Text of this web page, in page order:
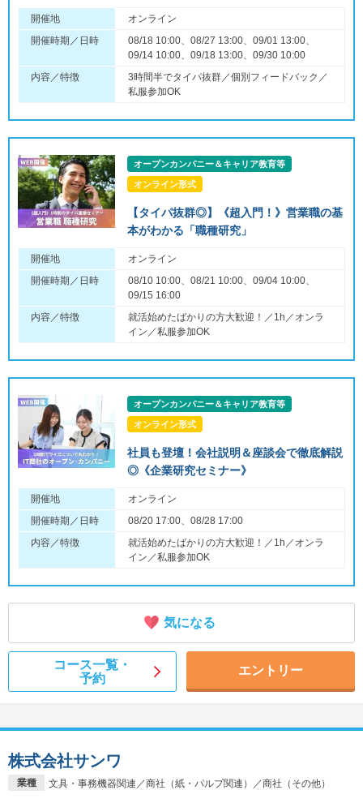
開催地
オンライン
開催時期／日時
08/18 10:00、08/27 13:00、09/01 13:00、
09/14 10:00、09/18 13:00、09/30 10:00
内容／特徴
3時間半でタイパ抜群／個別フィードバック／
私服参加OK
オープンカンパニー＆キャリア教育等
オンライン形式
【タイパ抜群◎】《超入門！》営業職の基
本がわかる「職種研究」
開催地
オンライン
開催時期／日時
08/10 10:00、08/21 10:00、09/04 10:00、
09/15 16:00
内容／特徴
就活始めたばかりの方大歓迎！／1h／オンラ
イン／私服参加OK
オープンカンパニー＆キャリア教育等
オンライン形式
社員も登壇！会社説明＆座談会で徹底解説
◎《企業研究セミナー》
開催地
オンライン
開催時期／日時
08/20 17:00、08/28 17:00
内容／特徴
就活始めたばかりの方大歓迎！／1h／オンラ
イン／私服参加OK
気になる
コース一覧・
予約
エントリー
業種 文具・事務機器関連／商社（紙・パルプ関連）／商社（その他）
株式会社サンワ